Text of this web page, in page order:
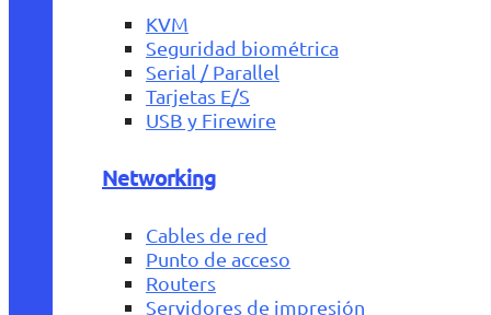
KVM
Seguridad biométrica
Serial / Parallel
Tarjetas E/S
USB y Firewire
Networking
Cables de red
Punto de acceso
Routers
Servidores de impresión